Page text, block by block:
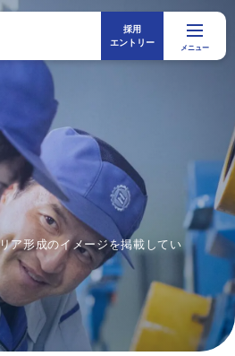
採用
エントリー
メニ
メニュー
ア形成のイメージを掲載してい